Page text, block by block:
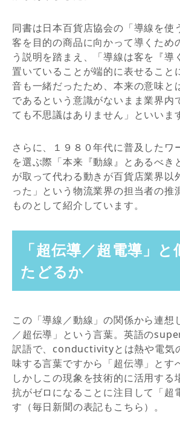
同書は日本百貨店協会の「導線を使
客を目的の商品に向かって導くため
う説明を踏まえ、「導線は客を『導
置いていることが端的に表せること
音も一緒だったため、本来の意味と
であるという意識がないまま業界内
ても不思議はありません」といいま
さらに、１９８０年代に普及したワ
を選ぶ際「本来『動線』とあるべき
が取って代わる動きが百貨店業界以
った」という物流業界の担当者の推
ものとして紹介しています。
「超伝導／超電導」
たどるか
この「導線／動線」の関係から連想
／超伝導」という言葉。英語の
訳語で、conductivityとは熱や電気
味する言葉ですから「超伝導」とす
しかしこの現象を技術的に活用する
抗がゼロになることに注目して「超
す（毎日新聞の表記もこちら）。